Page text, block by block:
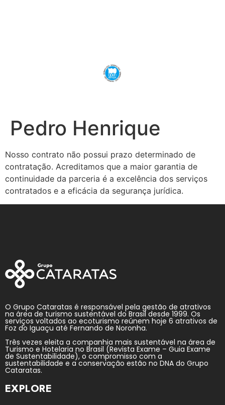
Pedro Henrique
Nosso contrato não possui prazo determinado de
contratação. Acreditamos que a maior garantia de
continuidade da parceria é a excelência dos serviços
contratados e a eficácia da segurança jurídica.
O Grupo Cataratas é responsável pela gestão de atrativos
na área de turismo sustentável do Brasil desde 1999. Os
serviços voltados ao ecoturismo reúnem hoje 6 atrativos de
Foz do Iguaçu até Fernando de Noronha.
Três vezes eleita a companhia mais sustentável na área de
Turismo e Hotelaria no Brasil (Revista Exame – Guia Exame
de Sustentabilidade), o compromisso com a
sustentabilidade e a conservação estão no DNA do Grupo
Cataratas.
EXPLORE